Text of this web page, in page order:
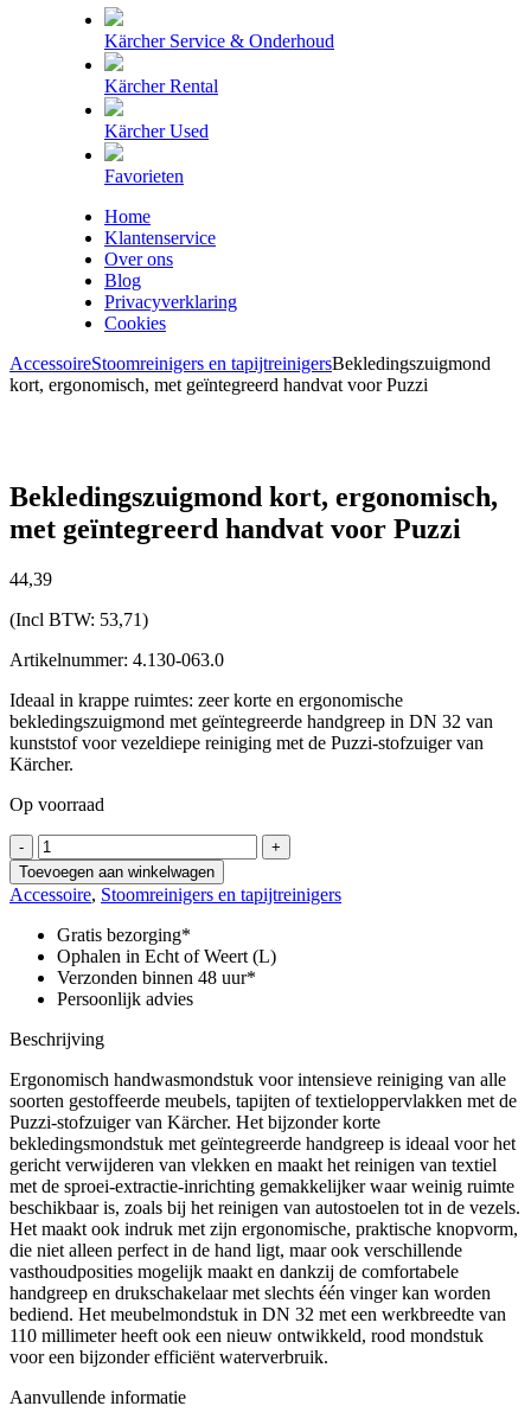
Kärcher Service & Onderhoud
Kärcher Rental
Kärcher Used
Favorieten
Home
Klantenservice
Over ons
Blog
Privacyverklaring
Cookies
AccessoireStoomreinigers en tapijtreinigersBekledingszuigmond
kort, ergonomisch, met geïntegreerd handvat voor Puzzi
Bekledingszuigmond kort, ergonomisch,
met geïntegreerd handvat voor Puzzi
44,39
(Incl BTW: 53,71)
Artikelnummer: 4.130-063.0
Ideaal in krappe ruimtes: zeer korte en ergonomische
bekledingszuigmond met geïntegreerde handgreep in DN 32 van
kunststof voor vezeldiepe reiniging met de Puzzi-stofzuiger van
Kärcher.
Op voorraad
-
Bekledingszuigmond
kort,
ergonomisch,
met
geïntegreerd
handvat
voor
Puzzi
+
Toevoegen aan winkelwagen
Accessoire, Stoomreinigers en tapijtreinigers
Gratis bezorging*
Ophalen in Echt of Weert (L)
Verzonden binnen 48 uur*
Persoonlijk advies
Beschrijving
Ergonomisch handwasmondstuk voor intensieve reiniging van alle
soorten gestoffeerde meubels, tapijten of textieloppervlakken met de
Puzzi-stofzuiger van Kärcher. Het bijzonder korte
bekledingsmondstuk met geïntegreerde handgreep is ideaal voor het
gericht verwijderen van vlekken en maakt het reinigen van textiel
met de sproei-extractie-inrichting gemakkelijker waar weinig ruimte
beschikbaar is, zoals bij het reinigen van autostoelen tot in de vezels.
Het maakt ook indruk met zijn ergonomische, praktische knopvorm,
die niet alleen perfect in de hand ligt, maar ook verschillende
vasthoudposities mogelijk maakt en dankzij de comfortabele
handgreep en drukschakelaar met slechts één vinger kan worden
bediend. Het meubelmondstuk in DN 32 met een werkbreedte van
110 millimeter heeft ook een nieuw ontwikkeld, rood mondstuk
voor een bijzonder efficiënt waterverbruik.
Aanvullende informatie